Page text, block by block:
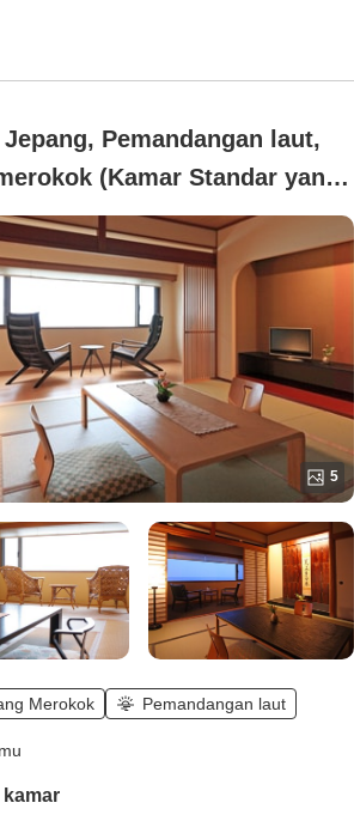
Pemandangan laut,
(Kamar Standar yang
tatami ~))
5
Merokok Pemandangan laut
kamar